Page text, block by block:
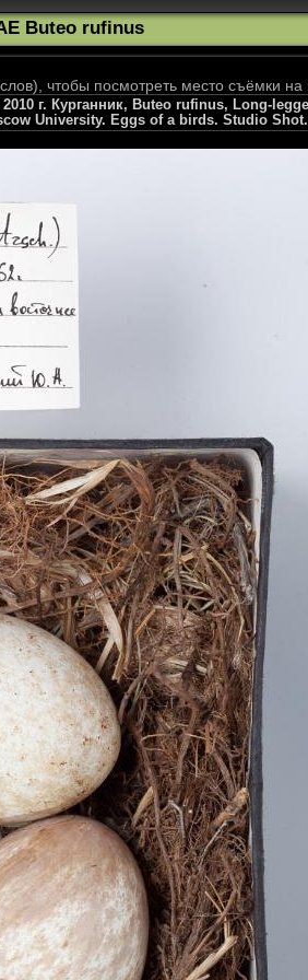
Buteo rufinus
чтобы посмотреть место съёмки на
г. Курганник, Buteo rufinus, Long-
University. Eggs of a birds. Studio Shot.